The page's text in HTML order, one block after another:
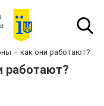
– как они работают?
работают?